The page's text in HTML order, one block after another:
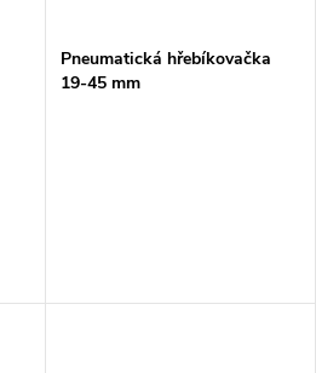
Pneumatická hřebíkovačka
19-45 mm